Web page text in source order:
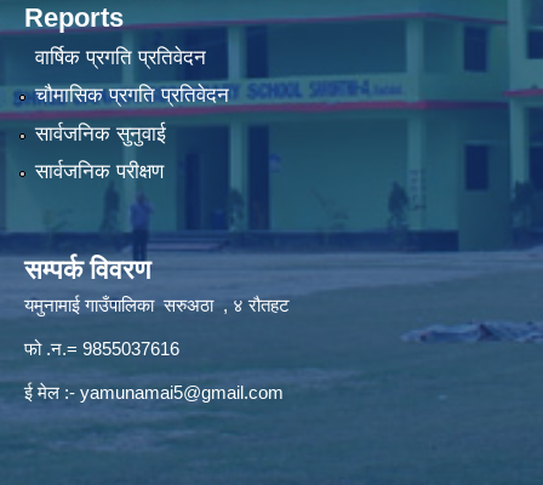
Reports
वार्षिक प्रगति प्रतिवेदन
चौमासिक प्रगति प्रतिवेदन
सार्वजनिक सुनुवाई
सार्वजनिक परीक्षण
सम्पर्क विवरण
यमुनामाई गाउँपालिका सरुअठा , ४ रौतहट
फो .न.= 9855037616
ई मेल :- yamunamai5@gmail.com